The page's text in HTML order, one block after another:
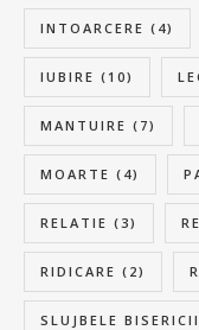
INTOARCERE (4)
IUBIRE (10)
MANTUIRE (7)
MOARTE (4)
RELATIE (3)
RIDICARE (2)
SLUJBELE BISERICII